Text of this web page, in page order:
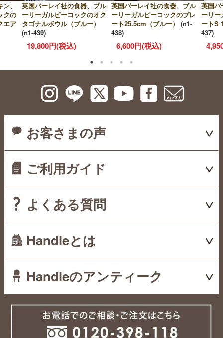
、
クの
エア
英国バーレイ社の食器、ブル
ーリーガルピーコックのオク
タゴナルボウル（ブルー）
(n1-439)
19,800円(税込)
英国バーレイ社の食器、ブル
ーリーガルピーコックのプレ
ート25.5cm（ブルー）
(n1-
438)
6,600円(税込)
英国バ
ーリー
ートS
437)
お客さまの声
ご利用ガイド
よくある質問
Handleとは
Handleのアンティーク